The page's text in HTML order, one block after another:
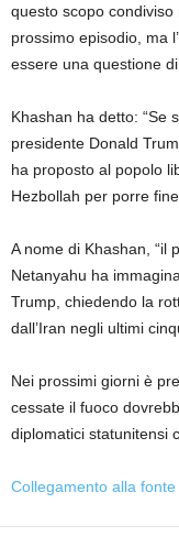
questo scopo
prossimo episodio, ma
essere una questione
Khashan ha detto: “Se
presidente Donald
ha proposto al popolo
Hezbollah per porre
A nome di Khashan, “il
Netanyahu ha
Trump, chiedendo la
dall’Iran negli ultimi
Nei prossimi giorni è
cessate il fuoco
diplomatici statunitensi
Collegamento alla fonte